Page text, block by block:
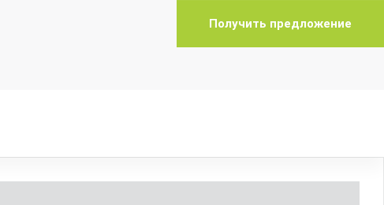
Получить предложение